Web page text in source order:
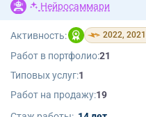
Нейросаммари
Активность:
Работ в портфолио:21
Типовых услуг:1
Работ на продажу:19